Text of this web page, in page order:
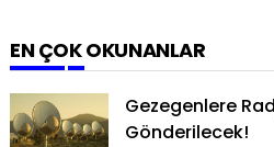
EN ÇOK OKUNANLAR
Gezegenlere
Gönderilecek!